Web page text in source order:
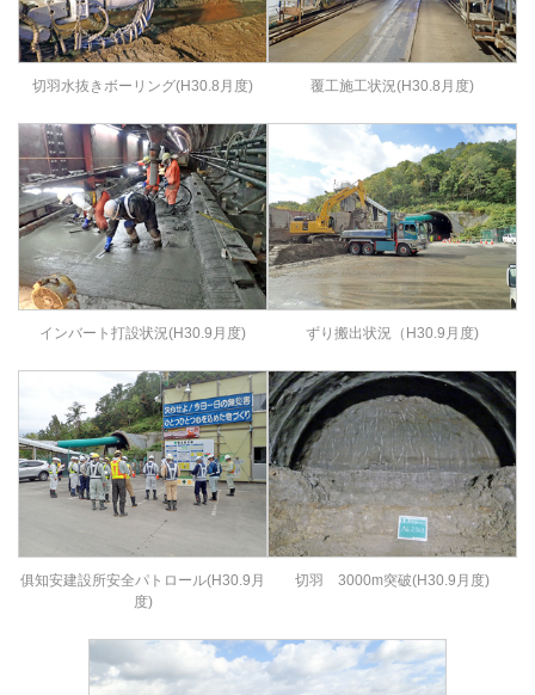
切羽水抜きボーリング(H30.8月度) 覆工施工状況(H30.8月度)
インバート打設状況(H30.9月度) ずり搬出状況（H30.9月度)
俱知安建設所安全パトロール(H30.9月
度)
切羽 3000m突破(H30.9月度)